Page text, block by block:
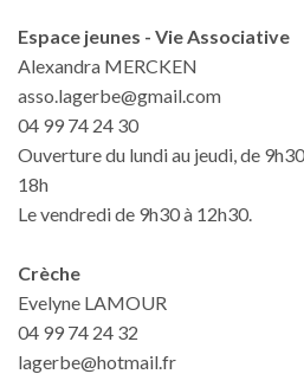
Espace jeunes - Vie Associative
Alexandra MERCKEN
asso.lagerbe@gmail.com
04 99 74 24 30
Ouverture du lundi au jeudi, de
18h
Le vendredi de 9h30 à 12h30.
Crèche
Evelyne LAMOUR
04 99 74 24 32
lagerbe@hotmail.fr